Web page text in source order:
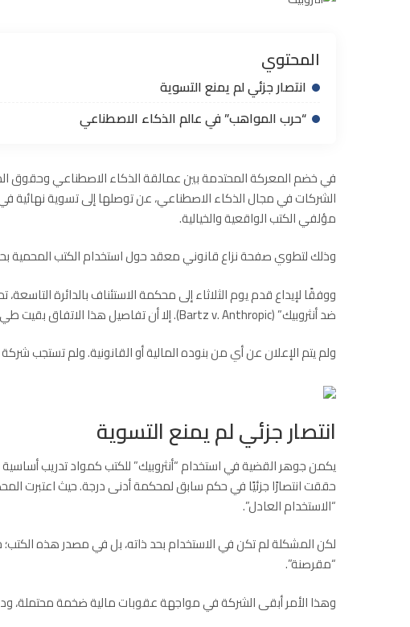
المحتوي
انتصار جزئي لم يمنع التسوية
“حرب المواهب” في عالم الذكاء الاصطناعي
الشركات في مجال الذكاء الاصطناعي، عن توصلها إلى تسوية
مؤلفي الكتب الواقعية والخيالية.
وذلك لتطوي صفحة نزاع قانوني معقد حول استخدام الكتب المحمية
ووفقًا لإيداع قدم يوم الثلاثاء إلى محكمة الاستئناف بالدائرة
ضد أنثروبيك” (Bartz v. Anthropic). إلا أن تفاصيل هذا الاتفاق بقيت طي الكتمان.
ولم يتم الإعلان عن أي من بنوده المالية أو القانونية. ولم تستجب شركة
انتصار جزئي لم يمنع التسوية
يكمن جوهر القضية في استخدام “أنثروبيك” للكتب كمواد تدريب
حققت انتصارًا جزئيًا في حكم سابق لمحكمة أدنى درجة. حيث اعتبرت
“الاستخدام العادل”.
لكن المشكلة لم تكن في الاستخدام بحد ذاته، بل في مصدر هذه
“مقرصنة”.
وهذا الأمر أبقى الشركة في مواجهة عقوبات مالية ضخمة محتملة،